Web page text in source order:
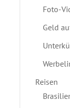
Foto-
Geld
Reisen